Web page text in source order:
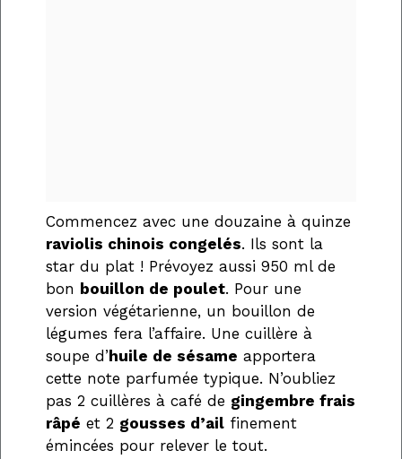
Commencez avec une douzaine à quinze
raviolis chinois congelés. Ils sont la
star du plat ! Prévoyez aussi 950 ml de
bon bouillon de poulet. Pour une
version végétarienne, un bouillon de
légumes fera l’affaire. Une cuillère à
soupe d’ huile de sésame apportera
cette note parfumée typique. N’oubliez
pas 2 cuillères à café de gingembre frais
râpé et 2 gousses d’ail finement
émincées pour relever le tout.